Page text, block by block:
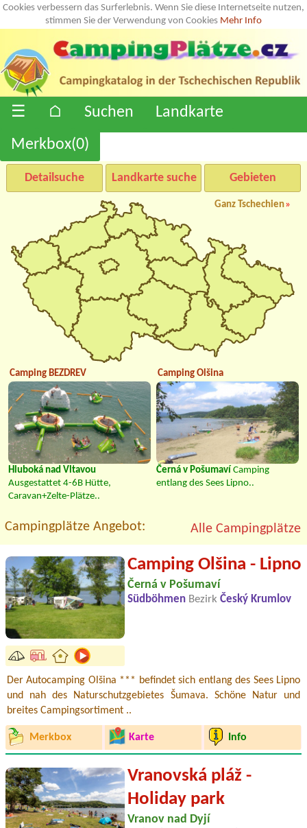
Cookies verbessern das Surferlebnis. Wenn Sie diese Internetseite nutzen,
stimmen Sie der Verwendung von Cookies Mehr Info
☰ ⌂ Suchen
Landkarte
Merkbox(0)
Detailsuche Landkarte suche Gebieten
Ganz Tschechien»
Camping BEZDREV
Hluboká nad Vltavou
Ausgestattet 4-6B Hütte,
Caravan+Zelte-Plätze..
Camping Olšina
Černá v Pošumaví Camping
entlang des Sees Lipno..
Campingplätze Angebot: Alle Campingplätze
Camping Olšina - Lipno
Černá v Pošumaví
Südböhmen Bezirk Český Krumlov
Der Autocamping Olšina *** befindet sich entlang des Sees Lipno
und nah des Naturschutzgebietes Šumava. Schöne Natur und
breites Campingsortiment ..
Merkbox Karte Info
Vranovská pláž -
Holiday park
Vranov nad Dyjí